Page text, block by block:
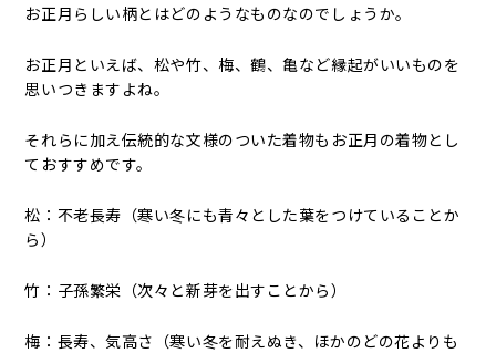
お正月らしい柄とはどのようなものなのでしょうか。
お正月といえば、松や竹、梅、鶴、亀など縁起がいいものを
思いつきますよね。
それらに加え伝統的な文様のついた着物もお正月の着物とし
ておすすめです。
松：不老長寿（寒い冬にも青々とした葉をつけていることか
ら）
竹：子孫繁栄（次々と新芽を出すことから）
梅：長寿、気高さ（寒い冬を耐えぬき、ほかのどの花よりも